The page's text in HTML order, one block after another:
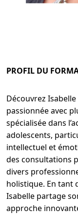
PROFIL DU
Découvrez
passionnée avec
spécialisée dans
adolescents,
intellectuel et
des consultations
divers
holistique. En tant
Isabelle partage
approche